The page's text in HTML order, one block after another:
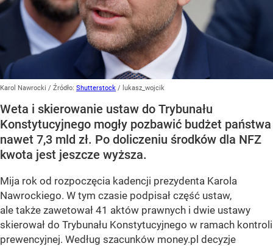
Karol Nawrocki / Źródło: Shutterstock / lukasz_wojcik
Weta i skierowanie ustaw do Trybunału
Konstytucyjnego mogły pozbawić budżet państwa
nawet 7,3 mld zł. Po doliczeniu środków dla NFZ
kwota jest jeszcze wyższa.
Mija rok od rozpoczęcia kadencji prezydenta Karola
Nawrockiego. W tym czasie podpisał część ustaw,
ale także zawetował 41 aktów prawnych i dwie ustawy
skierował do Trybunału Konstytucyjnego w ramach kontroli
prewencyjnej. Według szacunków money.pl decyzje